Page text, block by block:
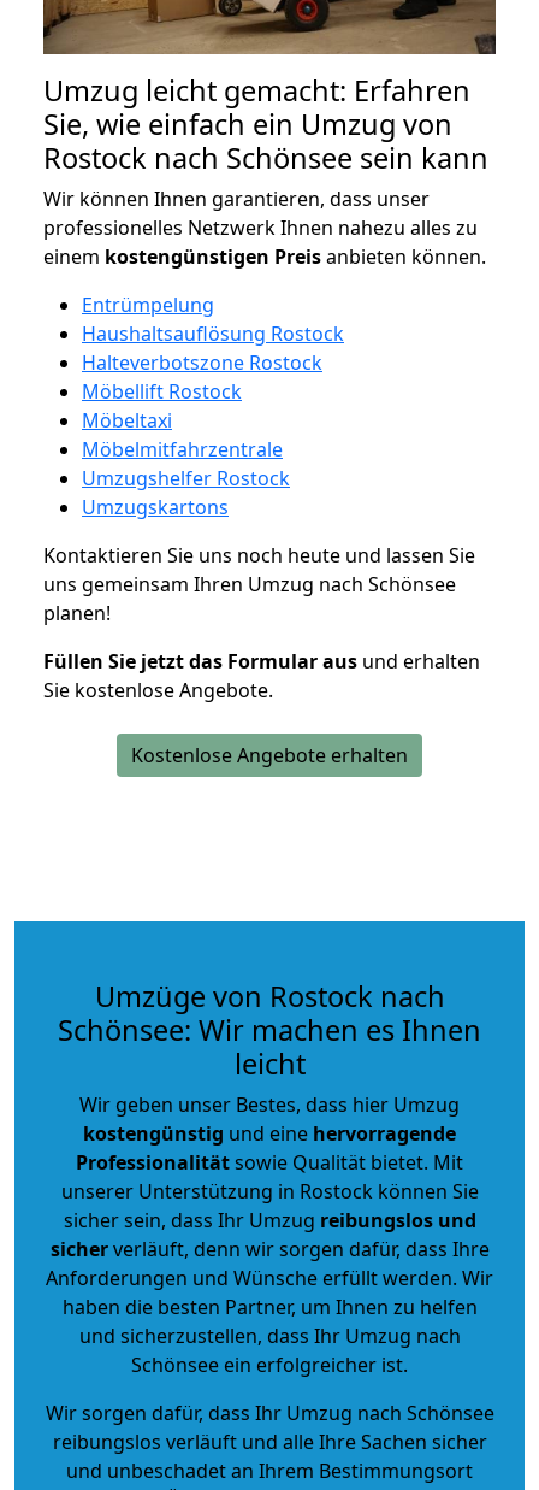
Umzug leicht gemacht: Erfahren
Sie, wie einfach ein Umzug von
Rostock nach Schönsee sein kann
Wir können Ihnen garantieren, dass unser
professionelles Netzwerk Ihnen nahezu alles zu
einem kostengünstigen Preisanbieten können.
Entrümpelung
Haushaltsauflösung Rostock
Halteverbotszone Rostock
Möbellift Rostock
Möbeltaxi
Möbelmitfahrzentrale
Umzugshelfer Rostock
Umzugskartons
Kontaktieren Sie uns noch heute und lassen Sie
uns gemeinsam Ihren Umzug nach Schönsee
planen!
Füllen Sie jetzt das Formular aus und erhalten
Sie kostenlose Angebote.
Kostenlose Angebote erhalten
Umzüge von Rostock nach
Schönsee: Wir machen es Ihnen
leicht
Wir geben unser Bestes, dass hier Umzug
kostengünstig und eine hervorragende
Professionalitätsowie Qualität bietet. Mit
unserer Unterstützung in Rostock können Sie
sicher sein, dass Ihr Umzug reibungslos und
sicherverläuft, denn wir sorgen dafür, dass Ihre
Anforderungen und Wünsche erfüllt werden. Wir
haben die besten Partner, um Ihnen zu helfen
und sicherzustellen, dass Ihr Umzug nach
Schönsee ein erfolgreicher ist.
Wir sorgen dafür, dass Ihr Umzug nach Schönsee
reibungslos verläuft und alle Ihre Sachen sicher
und unbeschadet an Ihrem Bestimmungsort